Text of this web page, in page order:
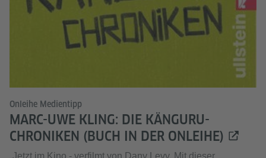
Onleihe Medientipp
MARC-UWE KLING: DIE KÄNGURU-
CHRONIKEN (BUCH IN DER ONLEIHE)
„Jetzt im Kino - verfilmt von Dany Levy. Mit dieser